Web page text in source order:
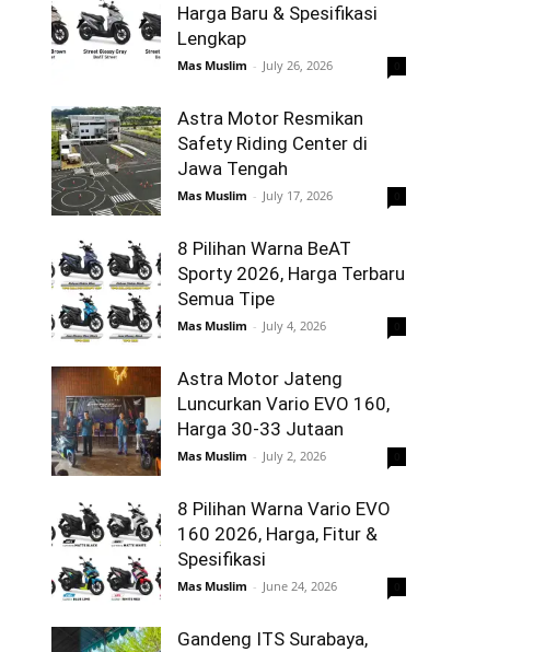
Harga Baru & Spesifikasi
Lengkap
Mas Muslim - July 26, 2026
Astra Motor Resmikan
Safety Riding Center di
Jawa Tengah
Mas Muslim - July 17, 2026
8 Pilihan Warna BeAT
Sporty 2026, Harga Terbaru
Semua Tipe
Mas Muslim - July 4, 2026
Astra Motor Jateng
Luncurkan Vario EVO 160,
Harga 30-33 Jutaan
Mas Muslim - July 2, 2026
8 Pilihan Warna Vario EVO
160 2026, Harga, Fitur &
Spesifikasi
Mas Muslim - June 24, 2026
Gandeng ITS Surabaya,